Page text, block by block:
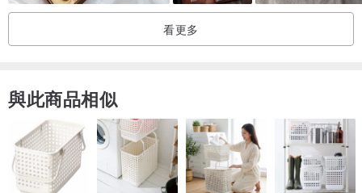
看更多
與此商品相似